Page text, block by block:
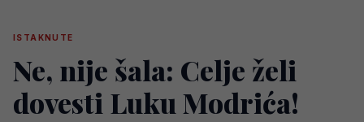
ISTAKNUTE
Ne, nije šala: Celje želi
dovesti Luku Modrića!